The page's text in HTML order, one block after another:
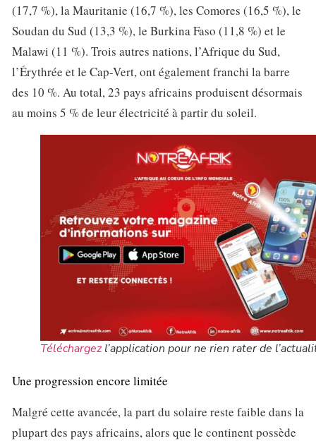
(17,7 %), la Mauritanie (16,7 %), les Comores (16,5 %), le
Soudan du Sud (13,3 %), le Burkina Faso (11,8 %) et le
Malawi (11 %). Trois autres nations, l’Afrique du Sud,
l’Érythrée et le Cap-Vert, ont également franchi la barre
des 10 %. Au total, 23 pays africains produisent désormais
au moins 5 % de leur électricité à partir du soleil.
Téléchargezl’application pour ne rien rater de
Une progression encore limitée
Malgré cette avancée, la part du solaire reste faible dans la
plupart des pays africains, alors que le continent possède